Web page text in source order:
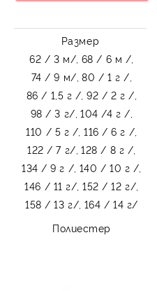
Размер
62 / 3 м/, 68 / 6 м /,
74 / 9 м/, 80 / 1 г /,
86 / 1,5 г /, 92 / 2 г /,
98 / 3 г/, 104 /4 г /,
110 / 5 г /, 116 / 6 г /,
122 / 7 г/, 128 / 8 г /,
134 / 9 г /, 140 / 10 г /,
146 / 11 г/, 152 / 12 г/,
158 / 13 г/, 164 / 14 г/
Полиестер